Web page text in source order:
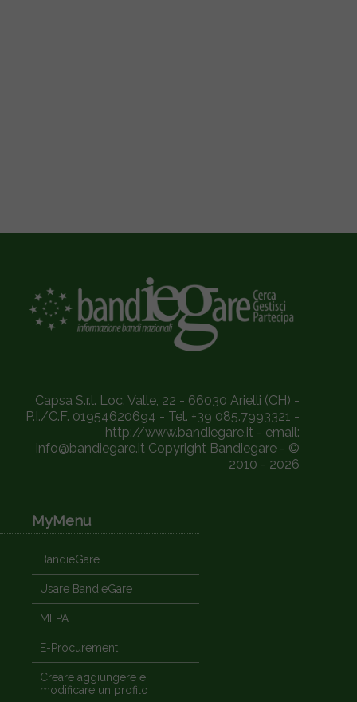
Capsa S.r.l. Loc. Valle, 22 - 66030 Arielli (CH) -
P.I./C.F. 01954620694 - Tel. +39 085.7993321 -
http://www.bandiegare.it - email:
info@bandiegare.it Copyright Bandiegare - ©
2010 - 2026
MyMenu
BandieGare
Usare BandieGare
MEPA
E-Procurement
Creare aggiungere e
modificare un profilo